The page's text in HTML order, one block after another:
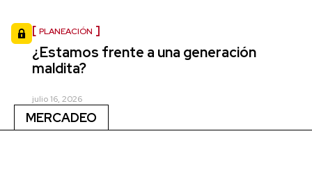
PLANEACIÓN
¿Estamos frente a una generación
maldita?
julio 16, 2026
MERCADEO